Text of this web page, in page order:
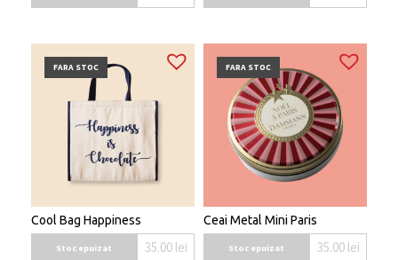
FARA STOC
Cool Bag Happiness
Stoc epuizat 35.00 lei
FARA STOC
Ceai Metal Mini Paris
Stoc epuizat 35.00 lei